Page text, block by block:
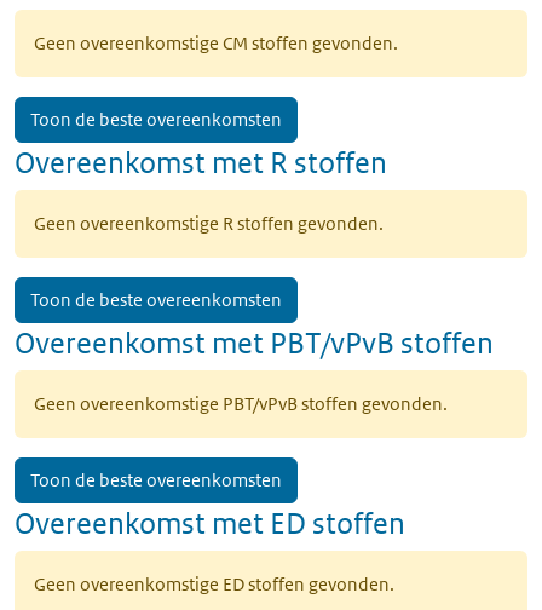
Geen overeenkomstige CM stoffen gevonden.
Toon de beste overeenkomsten
Overeenkomst met R stoffen
Geen overeenkomstige R stoffen gevonden.
Toon de beste overeenkomsten
Overeenkomst met PBT/vPvB stoffen
Geen overeenkomstige PBT/vPvB stoffen gevonden.
Toon de beste overeenkomsten
Overeenkomst met ED stoffen
Geen overeenkomstige ED stoffen gevonden.